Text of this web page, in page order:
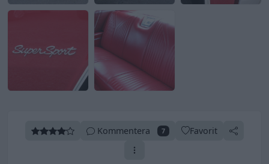
Kommentera 7 Favorit